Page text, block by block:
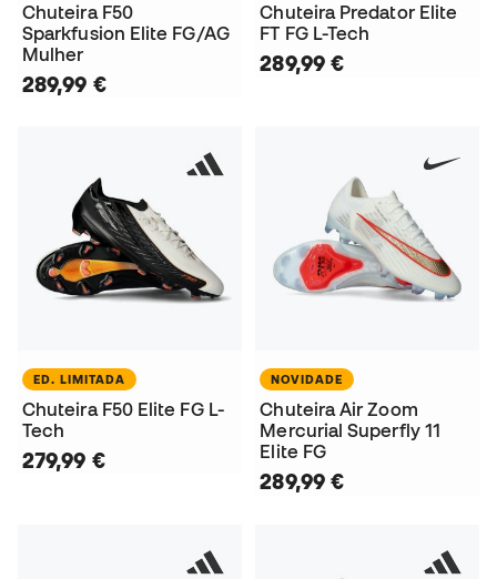
Chuteira F50
Sparkfusion Elite FG/AG
Mulher
289,99 €
Chuteira Predator Elite
FT FG L-Tech
289,99 €
ED. LIMITADA
Chuteira F50 Elite FG L-
Tech
279,99 €
NOVIDADE
Chuteira Air Zoom
Mercurial Superfly 11
Elite FG
289,99 €